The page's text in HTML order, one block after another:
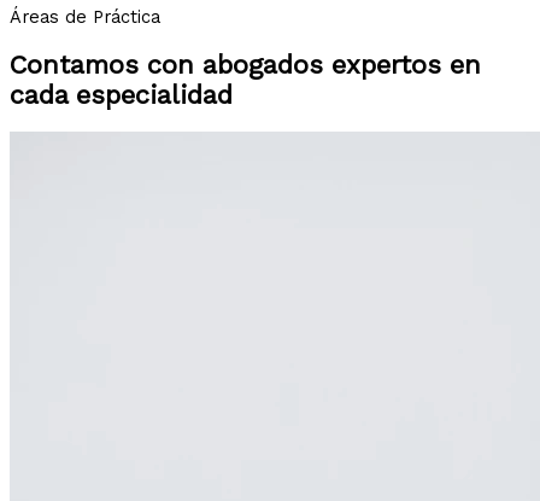
Áreas de Práctica
Contamos con abogados expertos en
cada especialidad